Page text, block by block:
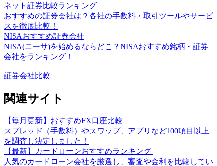
ネット証券比較ランキング
おすすめの証券会社は？各社の手数料・取引ツールやサービ
スを徹底比較！
NISAおすすめ証券会社
NISA(ニーサ)を始めるならどこ？NISAおすすめ銘柄・証券
会社をランキング！
証券会社比較
関連サイト
【毎月更新】おすすめFX口座比較
スプレッド（手数料）やスワップ、アプリなど100項目以上
を調査し決定しました！
【最新】カードローンおすすめランキング
人気のカードローン会社を厳選し、審査や金利を比較してい